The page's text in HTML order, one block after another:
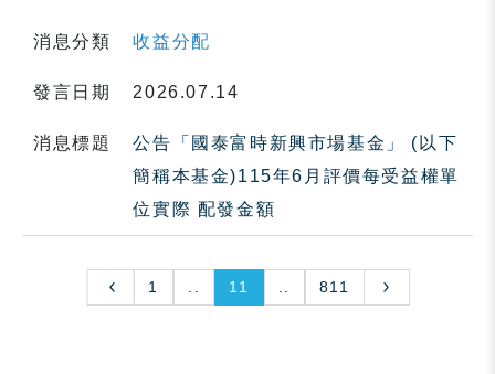
消息分類 收益分配
發言日期 2026.07.14
消息標題
公告「國泰富時新興市場基金」 (以下
簡稱本基金)115年6月評價每受益權單
位實際 配發金額
1 11 811